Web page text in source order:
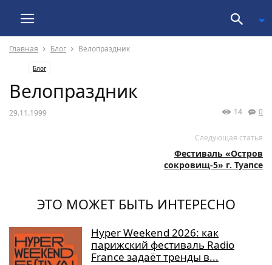
Главная Блог Велопраздник
Блог
Велопраздник
29.11.1999 0
14
Следующая статья
Фестиваль «Остров
сокровищ-5» г. Туапсе
ЭТО МОЖЕТ БЫТЬ ИНТЕРЕСНО
Hyper Weekend 2026: как
парижский фестиваль Radio
France задаёт тренды в...